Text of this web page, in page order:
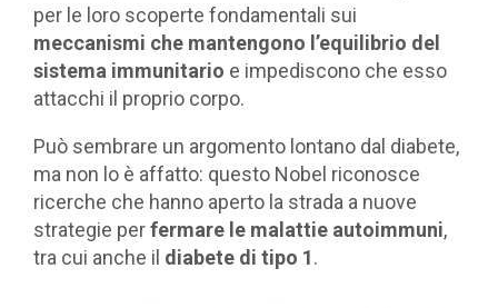
per le loro scoperte fondamentali sui
meccanismi che mantengono l’equilibrio del
sistema immunitario e impediscono che esso
attacchi il proprio corpo.
Può sembrare un argomento lontano dal diabete,
ma non lo è affatto: questo Nobel riconosce
ricerche che hanno aperto la strada a nuove
strategie perfermare le malattie autoimmuni,
tra cui anche il diabete di tipo 1.